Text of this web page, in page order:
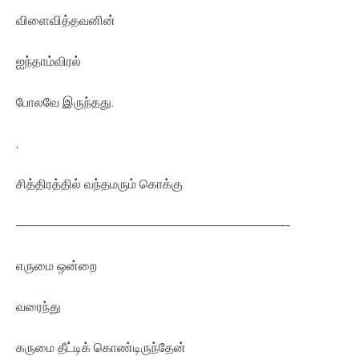
விளைவித்தவனின்
ஐந்தாம்விரல்
போலவே இருந்தது.
சித்திரத்தில் வந்தமரும் கொக்கு
—————————————————————-
எருமை ஒன்றை
வரைந்து
கருமை தீட்டிக் கொண்டிருந்தேன்